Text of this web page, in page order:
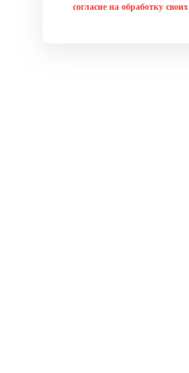
согласие на обработку своих